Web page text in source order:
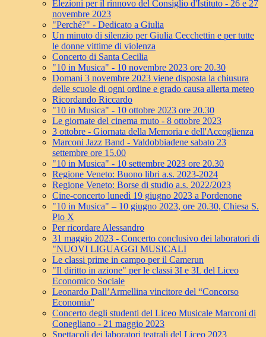
Elezioni per il rinnovo del Consiglio d'Istituto - 26 e 27
novembre 2023
"Perché?" - Dedicato a Giulia
Un minuto di silenzio per Giulia Cecchettin e per tutte
le donne vittime di violenza
Concerto di Santa Cecilia
"10 in Musica" - 10 novembre 2023 ore 20.30
Domani 3 novembre 2023 viene disposta la chiusura
delle scuole di ogni ordine e grado causa allerta meteo
Ricordando Riccardo
"10 in Musica" - 10 ottobre 2023 ore 20.30
Le giornate del cinema muto - 8 ottobre 2023
3 ottobre - Giornata della Memoria e dell'Accoglienza
Marconi Jazz Band - Valdobbiadene sabato 23
settembre ore 15.00
"10 in Musica" - 10 settembre 2023 ore 20.30
Regione Veneto: Buono libri a.s. 2023-2024
Regione Veneto: Borse di studio a.s. 2022/2023
Cine-concerto lunedì 19 giugno 2023 a Pordenone
"10 in Musica" – 10 giugno 2023, ore 20.30, Chiesa S.
Pio X
Per ricordare Alessandro
31 maggio 2023 - Concerto conclusivo dei laboratori di
"NUOVI LIGUAGGI MUSICALI
Le classi prime in campo per il Camerun
"Il diritto in azione" per le classi 3I e 3L del Liceo
Economico Sociale
Leonardo Dall’Armellina vincitore del “Concorso
Economia”
Concerto degli studenti del Liceo Musicale Marconi di
Conegliano - 21 maggio 2023
Spettacoli dei laboratori teatrali del Liceo 2023